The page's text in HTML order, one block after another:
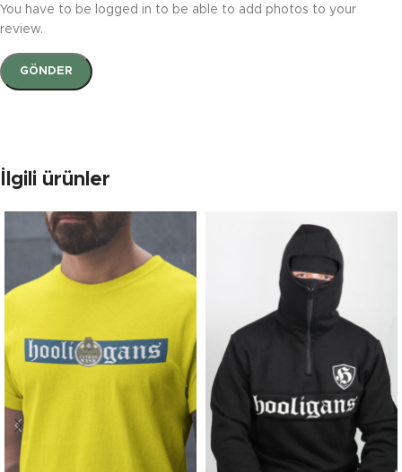
You have to be logged in to be able to add photos to your
review.
İlgili ürünler